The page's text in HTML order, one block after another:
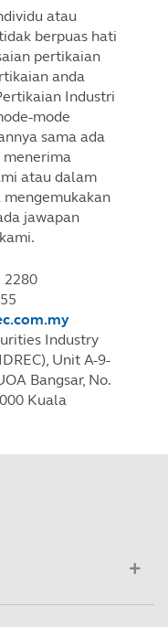
atau
berpuas hati
pertikaian
anda
Industri
mode
sama ada
menerima
atau dalam
jawapan
2280
Industry
Unit A-9-
Bangsar, No.
Kuala